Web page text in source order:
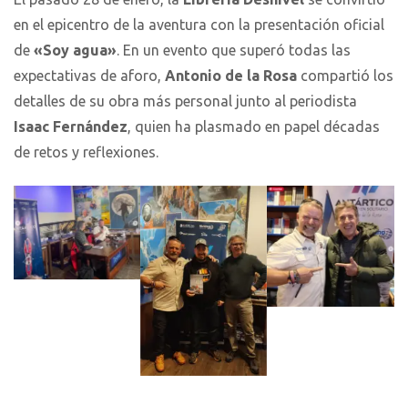
en el epicentro de la aventura con la presentación oficial
de «Soy agua». En un evento que superó todas las
expectativas de aforo, Antonio de la Rosa compartió los
detalles de su obra más personal junto al periodista
Isaac Fernández, quien ha plasmado en papel décadas
de retos y reflexiones.